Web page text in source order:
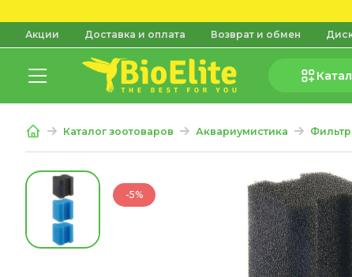
Акции Доставка и оплата Возврат и обмен
Каталог зоотоваров Аквариумистика
-5%